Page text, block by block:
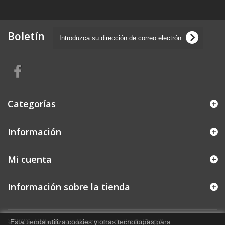
Boletín
Categorías
Información
© 2026 - Software para Ecommerce de PrestaShop™
Mi cuenta
Información sobre la tienda
Esta tienda utiliza cookies y otras tecnologías para